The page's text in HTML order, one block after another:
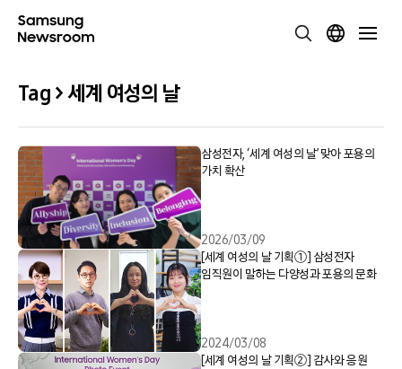
Tag > 세계 여성의 날
삼성전자, ‘세계 여성의 날’ 맞아 포용의
가치 확산
2026/03/09
[세계 여성의 날 기획①] 삼성전자
임직원이 말하는 다양성과 포용의 문화
2024/03/08
[세계 여성의 날 기획②] 감사와 응원